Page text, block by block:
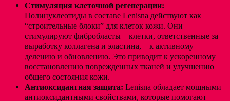
Стимуляция клеточной регенерации:
Полинуклеотиды в составе Lenisna действуют как
“строительные блоки” для клеток кожи. Они
стимулируют фибробласты – клетки, ответственные за
выработку коллагена и эластина, – к активному
делению и обновлению. Это приводит к ускоренному
восстановлению поврежденных тканей и улучшению
общего состояния кожи.
Антиоксидантная защита: Lenisna обладает мощными
антиоксидантными свойствами, которые помогают